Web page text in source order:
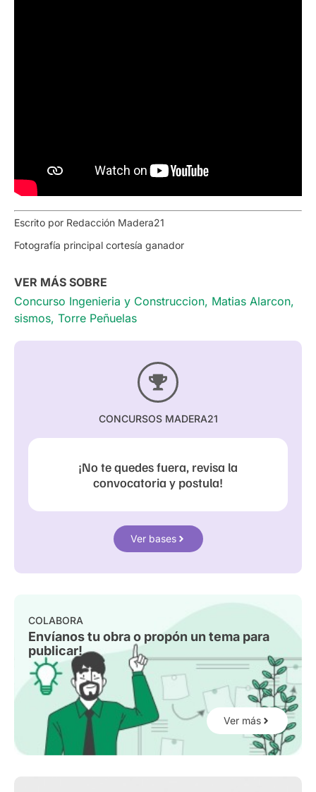
Escrito por Redacción Madera21
Fotografía principal cortesía ganador
VER MÁS SOBRE
Concurso Ingenieria y Construccion, Matias Alarcon,
sismos, Torre Peñuelas
CONCURSOS MADERA21
¡No te quedes fuera, revisa la
convocatoria y postula!
Ver bases
COLABORA
Envíanos tu obra o propón un tema para
publicar!
Ver más